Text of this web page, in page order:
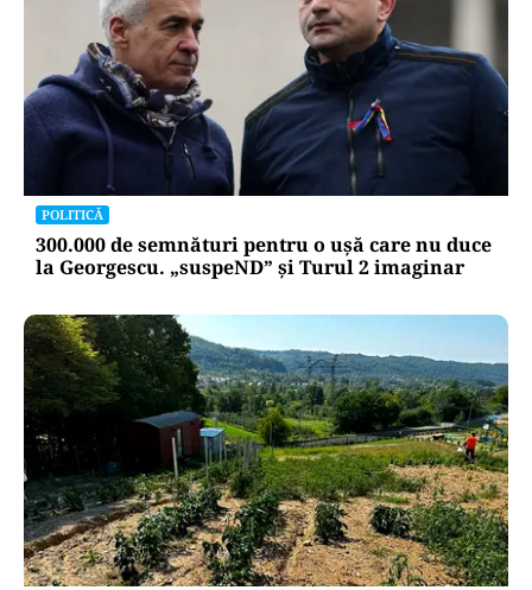
POLITICĂ
300.000 de semnături pentru o ușă care nu duce
la Georgescu. „suspeND” și Turul 2 imaginar